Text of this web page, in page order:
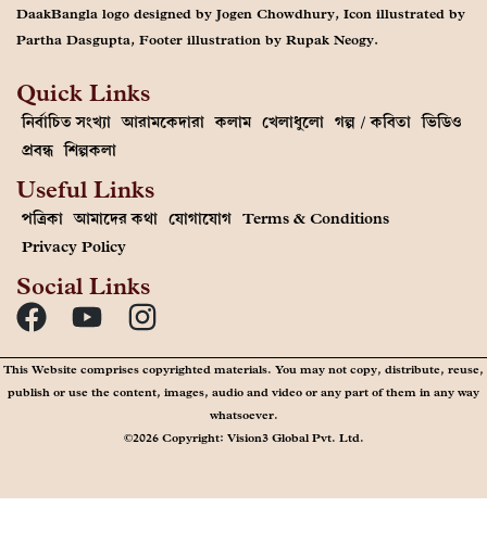
DaakBangla logo designed by Jogen Chowdhury, Icon illustrated by
Partha Dasgupta, Footer illustration by Rupak Neogy.
Quick Links
নির্বাচিত সংখ্যা আরামকেদারা কলাম খেলাধুলো গল্প / কবিতা ভিডিও
প্রবন্ধ শিল্পকলা
Useful Links
পত্রিকা আমাদের কথা যোগাযোগ Terms & Conditions
Privacy Policy
Social Links
This Website comprises copyrighted materials. You may not copy, distribute, reuse,
publish or use the content, images, audio and video or any part of them in any way
whatsoever.
©2026 Copyright: Vision3 Global Pvt. Ltd.